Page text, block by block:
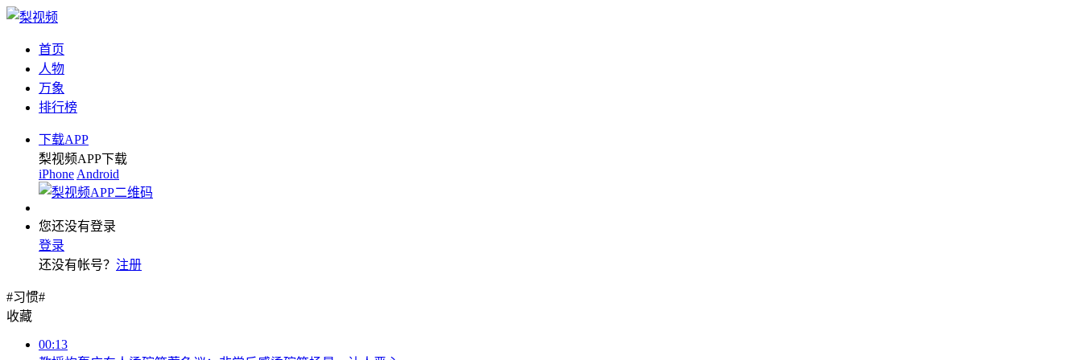
首页
人物
万象
排行榜
下载APP
梨视频APP下载
iPhone Android
您还没有登录
登录
还没有帐号？ 注册
#习惯#
收藏
00:13